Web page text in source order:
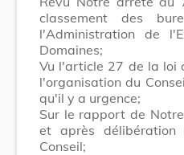
classement des
l'Administration de
Domaines;
Vu l'article 27 de la loi
l'organisation du
qu'il y a urgence;
Sur le rapport de
et après délibération
Conseil;